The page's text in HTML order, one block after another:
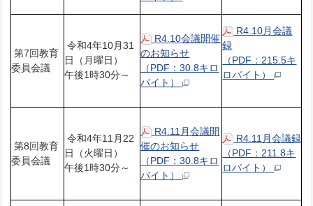
第7回教育
委員会議
令和4年10月31
日（月曜日）
午後1時30分～
R4.10会議開催
のお知らせ
（PDF：30.8キロ
バイト）
R4.10月会議
録
（PDF：215.5キ
ロバイト）
第8回教育
委員会議
令和4年11月22
日（火曜日）
午後1時30分～
R4.11月会議開
催のお知らせ
（PDF：30.8キロ
バイト）
R4.11月会議録
（PDF：211.8キ
ロバイト）